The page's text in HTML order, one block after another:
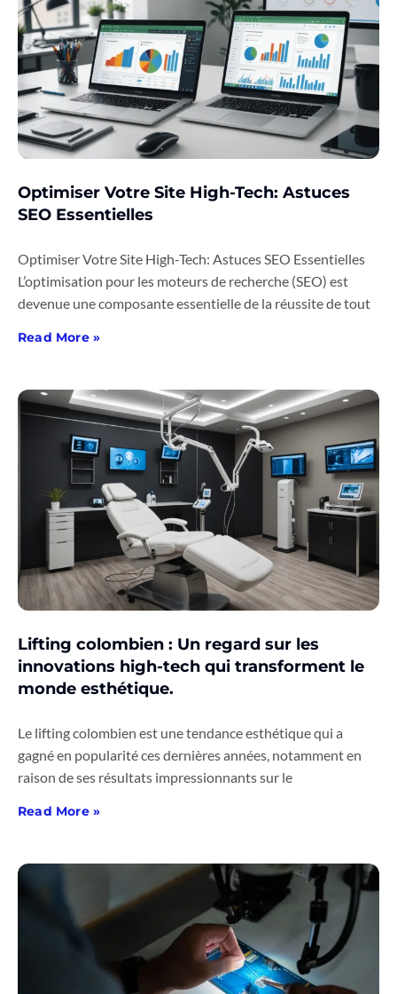
Optimiser Votre Site High-Tech: Astuces
SEO Essentielles
Optimiser Votre Site High-Tech: Astuces SEO Essentielles
L’optimisation pour les moteurs de recherche (SEO) est
devenue une composante essentielle de la réussite de tout
Read More »
Lifting colombien : Un regard sur les
innovations high-tech qui transforment le
monde esthétique.
Le lifting colombien est une tendance esthétique qui a
gagné en popularité ces dernières années, notamment en
raison de ses résultats impressionnants sur le
Read More »